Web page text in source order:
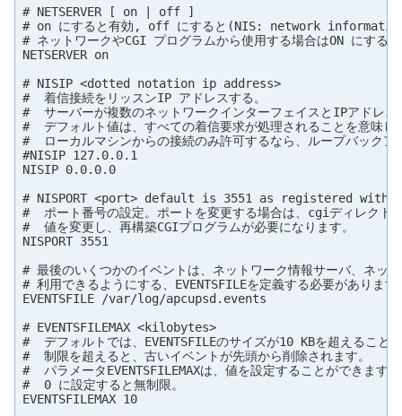
# NETSERVER [ on | off ]
# on にすると有効, off にすると(NIS: network
# ネットワークやCGI プログラムから使用する場合はON にする。
NETSERVER on
# NISIP <dotted notation ip address>
#  着信接続をリッスンIP アドレスする。
#  サーバーが複数のネットワークインターフェイスとIPアドレス
#  デフォルト値は、すべての着信要求が処理されることを意味
#  ローカルマシンからの接続のみ許可するなら、ループバック
#NISIP 127.0.0.1
NISIP 0.0.0.0
# NISPORT <port> default is 3551 as registered with
#  ポート番号の設定。ポートを変更する場合は、cgiディレクト
#  値を変更し、再構築CGIプログラムが必要になります。
NISPORT 3551
# 最後のいくつかのイベントは、ネットワーク情報サーバ、ネッ
# 利用できるようにする、EVENTSFILEを定義する必要があります
EVENTSFILE /var/log/apcupsd.events
# EVENTSFILEMAX <kilobytes>
#  デフォルトでは、EVENTSFILEのサイズが10 KBを超えること
#  制限を超えると、古いイベントが先頭から削除されます。
#  パラメータEVENTSFILEMAXは、値を設定することができます。
#  0 に設定すると無制限。
EVENTSFILEMAX 10